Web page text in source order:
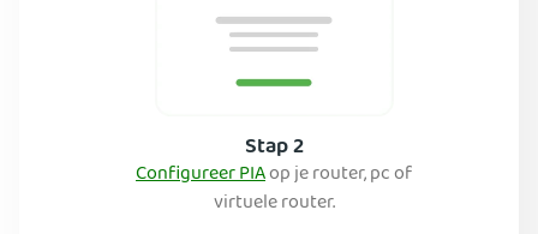
Stap 2
Configureer PIAop je router, pc of
virtuele router.